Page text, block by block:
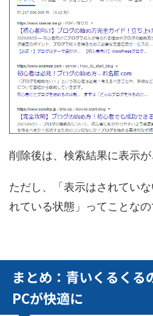
削除後は、検索結果に表示が
ただし、「表示はされてい
れている状態」ってことなの
まとめ：青いくるくる
PCが快適に